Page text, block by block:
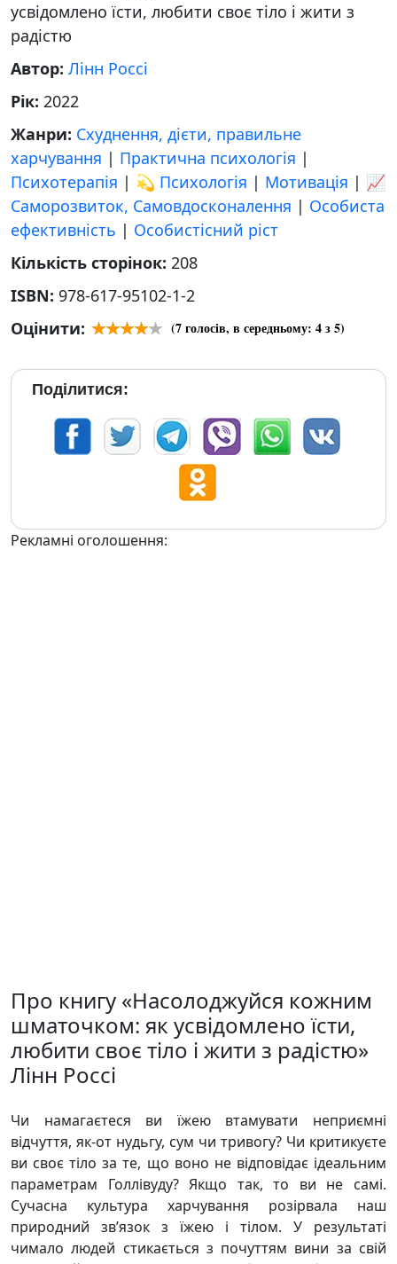
усвідомлено їсти, любити своє тіло і жити з
радістю
Автор: Лінн Россі
Рік: 2022
Жанри: Схуднення, дієти, правильне
харчування | Практична психологія |
Психотерапія | 💫 Психологія | Мотивація | 📈
Саморозвиток, Самовдосконалення | Особиста
ефективність | Особистісний ріст
Кількість сторінок: 208
ISBN: 978-617-95102-1-2
Оцінити:
(7голосів, в середньому: 4з 5)
Поділитися:
Рекламні оголошення:
Про книгу «Насолоджуйся кожним
шматочком: як усвідомлено їсти,
любити своє тіло і жити з радістю»
Лінн Россі
Чи намагаєтеся ви їжею втамувати неприємні
відчуття, як-от нудьгу, сум чи тривогу? Чи критикуєте
ви своє тіло за те, що воно не відповідає ідеальним
параметрам Голлівуду? Якщо так, то ви не самі.
Сучасна культура харчування розірвала наш
природний зв’язок з їжею і тілом. У результаті
чимало людей стикається з почуттям вини за свій